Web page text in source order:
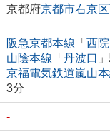
京都府京都市右京区
阪急京都本線 「 西院
山陰本線 「 丹波口
京福電気鉄道嵐山
3分
-